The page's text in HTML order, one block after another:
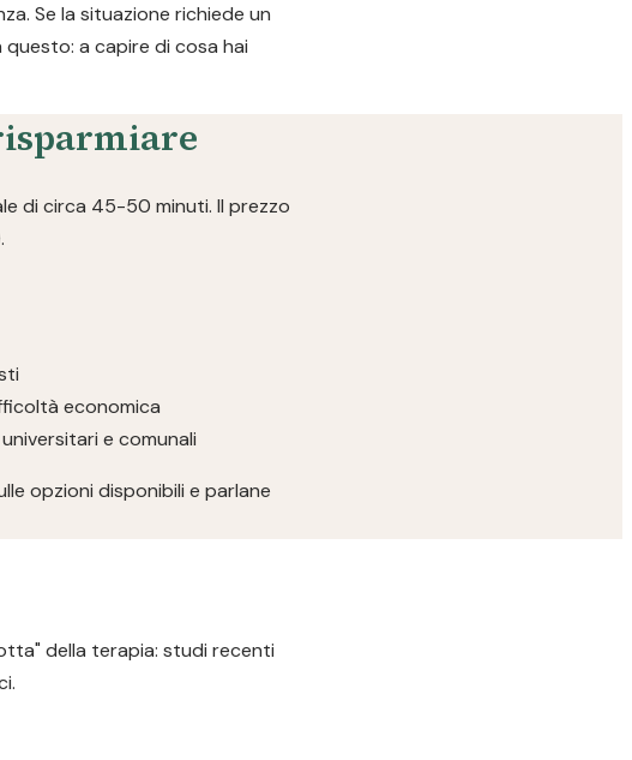
Se la situazione richiede un
a capire di cosa hai
di circa 45-50 minuti. Il prezzo
economica
e comunali
opzioni disponibili e parlane
della terapia: studi recenti